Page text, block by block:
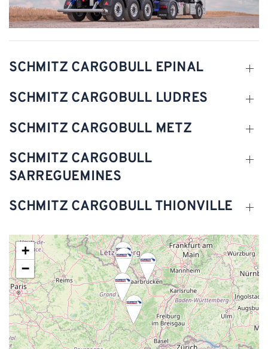
SCHMITZ CARGOBULL EPINAL
SCHMITZ CARGOBULL LUDRES
SCHMITZ CARGOBULL METZ
SCHMITZ CARGOBULL
SARREGUEMINES
SCHMITZ CARGOBULL THIONVILLE
+
−